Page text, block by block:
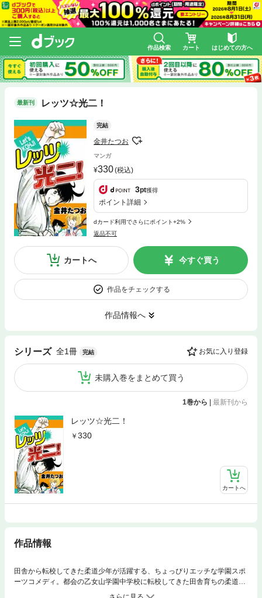
作品検索 カート はじめての方へ
最新刊 レッツ☆光二！
完結
金井たつお
マンガ
330(税込)
3pt獲得
ポイント詳細
dカード利用でさらにポイント+2%
返品不可
カートへ 今すぐ買う
作品をチェックする
作品情報へ
シリーズ 全1冊 完結 お気に入り登録
未購入巻をまとめて買う
1巻から 最新刊から
レッツ☆光二！
330
カートへ
作品情報
田舎から転校してきた柔道少年が活躍する、ちょっぴりエッチな学園スポ
ーツコメディ。都会の乙女山学園中学校に転校してきた田舎育ちの柔道少
年・山下光二（やました・こうじ）。積極的で大胆な女生徒達に囲まれる